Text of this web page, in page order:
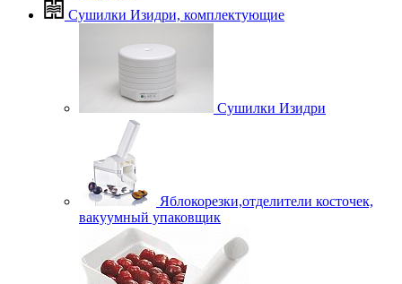
Сушилки Изидри, комплектующие
Сушилки Изидри
Яблокорезки,отделители косточек,
вакуумный упаковщик